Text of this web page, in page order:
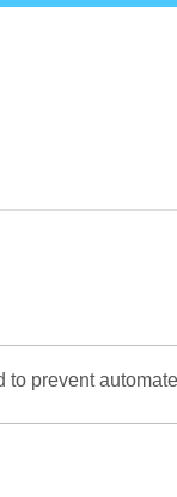
prevent